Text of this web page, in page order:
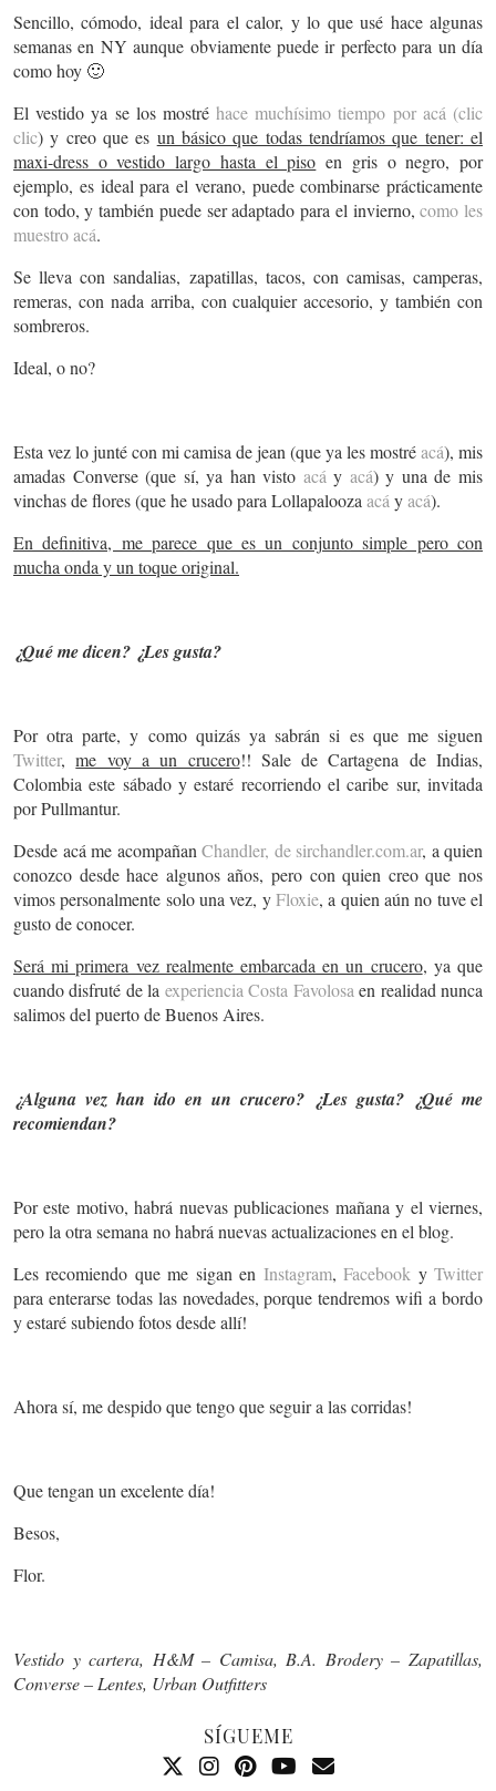
Sencillo, cómodo, ideal para el calor, y lo que usé hace algunas
semanas en NY aunque obviamente puede ir perfecto para un día
como hoy 🙂
El vestido ya se los mostréhace muchísimo tiempo por acá (clic
clic) y creo que es un básico que todas tendríamos que tener: el
maxi-dress o vestido largo hasta el piso en gris o negro, por
ejemplo, es ideal para el verano, puede combinarse prácticamente
con todo, y también puede ser adaptado para el invierno,como les
muestro acá.
Se lleva con sandalias, zapatillas, tacos, con camisas, camperas,
remeras, con nada arriba, con cualquier accesorio, y también con
sombreros.
Ideal, o no?
Esta vez lo junté con mi camisa de jean (que ya les mostréacá), mis
amadas Converse (que sí, ya han visto acá y acá) y una de mis
vinchas de flores (que he usado para Lollapalooza acá yacá).
En definitiva, me parece que es un conjunto simple pero con
mucha onda y un toque original.
¿Qué me dicen? ¿Les gusta?
Por otra parte, y como quizás ya sabrán si es que me siguen
Twitter,me voy a un crucero!! Sale de Cartagena de Indias,
Colombia este sábado y estaré recorriendo el caribe sur, invitada
por Pullmantur.
Desde acá me acompañan Chandler, de sirchandler.com.ar, a quien
conozco desde hace algunos años, pero con quien creo que nos
vimos personalmente solo una vez, yFloxie, a quien aún no tuve el
gusto de conocer.
Será mi primera vez realmente embarcada en un crucero, ya que
cuando disfruté de la experiencia Costa Favolosa en realidad nunca
salimos del puerto de Buenos Aires.
¿Alguna vez han ido en un crucero? ¿Les gusta? ¿Qué me
recomiendan?
Por este motivo, habrá nuevas publicaciones mañana y el viernes,
pero la otra semana no habrá nuevas actualizaciones en el blog.
Les recomiendo que me sigan en Instagram,Facebook yTwitter
para enterarse todas las novedades, porque tendremos wifi a bordo
y estaré subiendo fotos desde allí!
Ahora sí, me despido que tengo que seguir a las corridas!
Que tengan un excelente día!
Besos,
Flor.
Vestido y cartera, H&M – Camisa, B.A. Brodery – Zapatillas,
Converse – Lentes, Urban Outfitters
SÍGUEME